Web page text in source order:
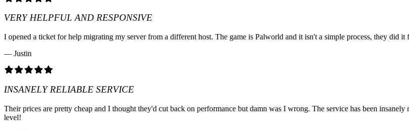
VERY HELPFUL AND RESPONSIVE
I opened a ticket for help migrating my server from a different host. The game is Palworld and it isn't a simple process, they did
— Justin
INSANELY RELIABLE SERVICE
Their prices are pretty cheap and I thought they'd cut back on performance but damn was I wrong. The service has been
level!